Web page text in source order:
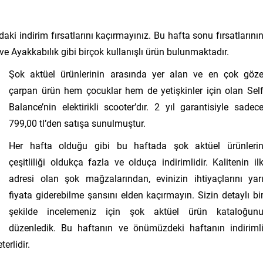
indirim fırsatlarını kaçırmayınız. Bu hafta sonu fırsatlarının
Ayakkabılık gibi birçok kullanışlı ürün bulunmaktadır.
Şok aktüel ürünlerinin arasında yer alan ve en çok göze
çarpan ürün hem çocuklar hem de yetişkinler için olan Self
Balance’nin elektirikli scooter’dır. 2 yıl garantisiyle sadece
799,00 tl’den satışa sunulmuştur.
Her hafta olduğu gibi bu haftada şok aktüel ürünlerin
çeşitliliği oldukça fazla ve olduça indirimlidir. Kalitenin ilk
adresi olan şok mağzalarından, evinizin ihtiyaçlarını yarı
fiyata giderebilme şansını elden kaçırmayın. Sizin detaylı bir
şekilde incelemeniz için şok aktüel ürün kataloğunu
düzenledik. Bu haftanın ve önümüzdeki haftanın indirimli